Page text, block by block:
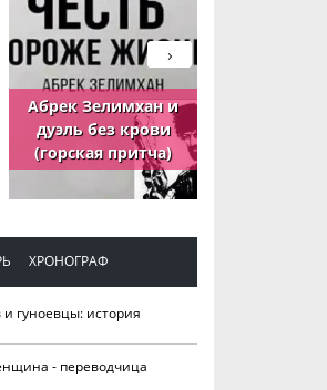
Абрек Зелимхан и
дуэль без крови
(горская притча)
›
ХРОНОГРАФ
гуноевцы: история
- переводчица